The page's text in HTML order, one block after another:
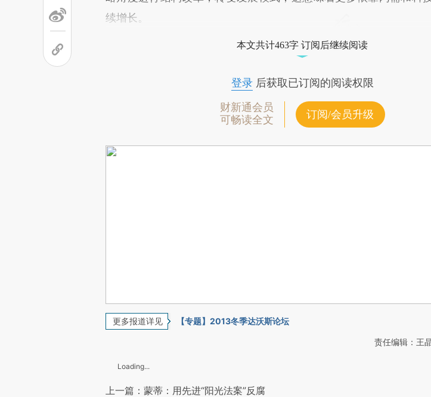
续增长。
本文共计463字 订阅后继续阅读
登录后获取已订阅的阅读权限
财新通会员
可畅读全文
订阅/会员升级
更多报道详见 【专题】2013冬季达沃斯论坛
责任编辑：王
Loading...
上一篇：蒙蒂：用先进“阳光法案”反腐